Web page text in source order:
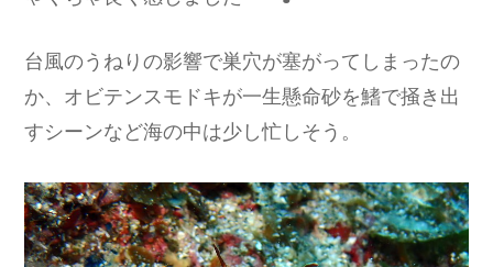
台風のうねりの影響で巣穴が塞がってしまったの
か、オビテンスモドキが一生懸命砂を鰭で掻き出
すシーンなど海の中は少し忙しそう。